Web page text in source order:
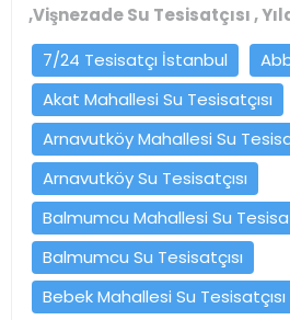
,Vişnezade Su Tesisatçısı ,
7/24 Tesisatçı İstanbul
Akat Mahallesi Su Tesisatçısı
Arnavutköy Mahallesi Su
Arnavutköy Su Tesisatçısı
Balmumcu Mahallesi Su
Balmumcu Su Tesisatçısı
Bebek Mahallesi Su Tesisatçısı